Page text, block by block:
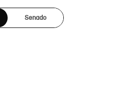
Senado